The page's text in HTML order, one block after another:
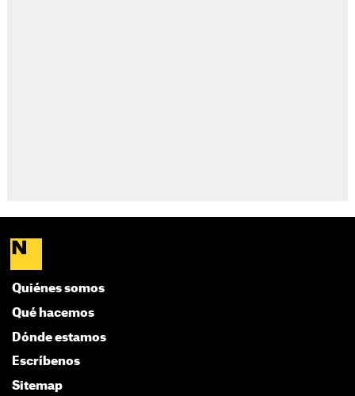
Quiénes somos
Qué hacemos
Dónde estamos
Escríbenos
Sitemap